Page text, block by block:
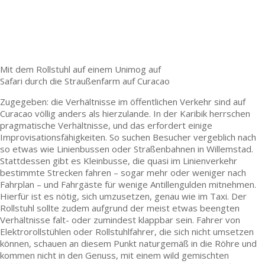
Mit dem Rollstuhl auf einem Unimog auf
Safari durch die Straußenfarm auf Curacao
Zugegeben: die Verhältnisse im öffentlichen Verkehr sind auf
Curacao völlig anders als hierzulande. In der Karibik herrschen
pragmatische Verhältnisse, und das erfordert einige
Improvisationsfähigkeiten. So suchen Besucher vergeblich nach
so etwas wie Linienbussen oder Straßenbahnen in Willemstad.
Stattdessen gibt es Kleinbusse, die quasi im Linienverkehr
bestimmte Strecken fahren – sogar mehr oder weniger nach
Fahrplan – und Fahrgäste für wenige Antillengulden mitnehmen.
Hierfür ist es nötig, sich umzusetzen, genau wie im Taxi. Der
Rollstuhl sollte zudem aufgrund der meist etwas beengten
Verhältnisse falt- oder zumindest klappbar sein. Fahrer von
Elektrorollstühlen oder Rollstuhlfahrer, die sich nicht umsetzen
können, schauen an diesem Punkt naturgemäß in die Röhre und
kommen nicht in den Genuss, mit einem wild gemischten